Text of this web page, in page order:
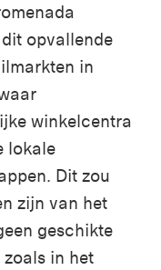
opvallende
in
winkelcentra
lokale
Dit zou
zijn van het
geschikte
in het